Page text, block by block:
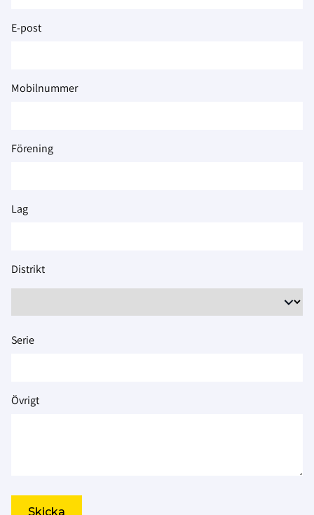
E-post
Mobilnummer
Förening
Lag
Distrikt
Serie
Övrigt